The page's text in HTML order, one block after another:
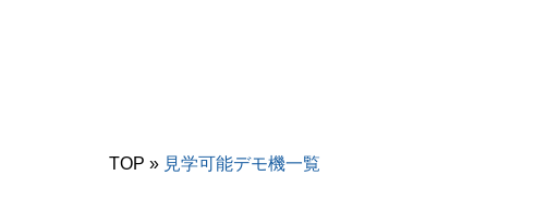
TOP » 見学可能デモ機一覧